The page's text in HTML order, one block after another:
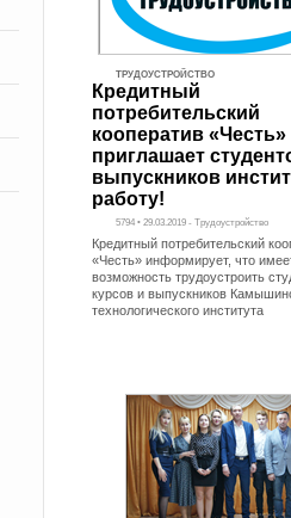
ТРУДОУСТРОЙСТВО
Кредитный
потребительский
кооператив «Честь»
приглашает
выпускников
работу!
5794 • 29.03.2019 - Трудоустройство
Кредитный потребительский
«Честь» информирует, что
возможность трудоустроить
курсов и выпускников
технологического института